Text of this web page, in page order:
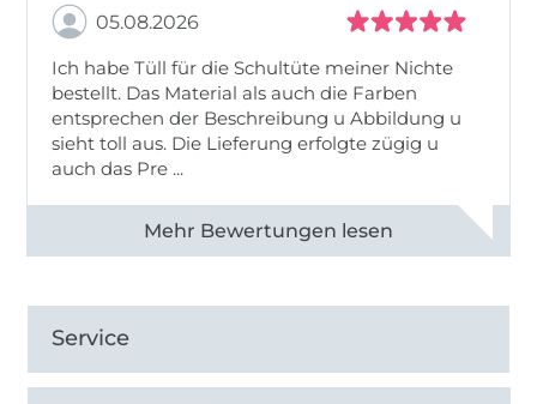
05.08.2026
Ich habe Tüll für die Schultüte meiner Nichte
bestellt. Das Material als auch die Farben
entsprechen der Beschreibung u Abbildung u
sieht toll aus. Die Lieferung erfolgte zügig u
auch das Pre ...
Alle 82950 Bewertungen ansehen
Service